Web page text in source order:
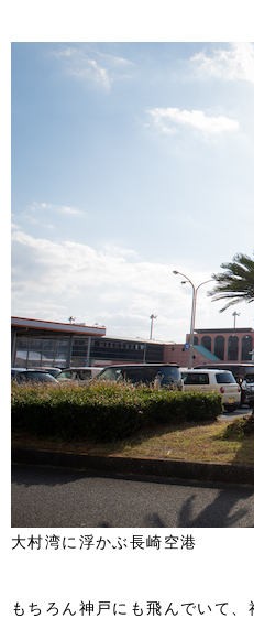
大村湾に浮かぶ長崎空港
もちろん神戸にも飛んでいて